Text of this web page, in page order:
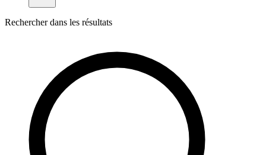
Rechercher dans les résultats